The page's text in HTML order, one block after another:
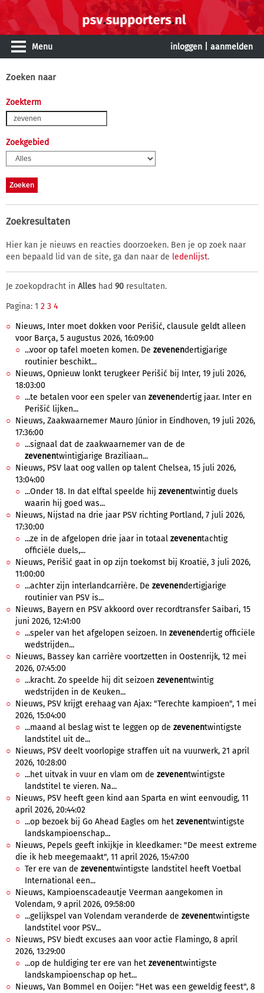
Menu inloggen aanmelden
Zoeken naar
Zoekterm
Zoekgebied
Zoekresultaten
Hier kan je nieuws en reacties doorzoeken. Ben je op zoek naar
een bepaald lid van de site, ga dan naar de ledenlijst.
Je zoekopdracht in Alles had 90 resultaten.
Pagina: 1 2 3 4
Nieuws, Inter moet dokken voor Perišić, clausule geldt alleen
voor Barça, 5 augustus 2026, 16:09:00
...voor op tafel moeten komen. De zevenendertigjarige
routinier beschikt...
Nieuws, Opnieuw lonkt terugkeer Perišić bij Inter, 19 juli 2026,
18:03:00
...te betalen voor een speler van zevenendertig jaar. Inter en
Perišić lijken...
Nieuws, Zaakwaarnemer Mauro Júnior in Eindhoven, 19 juli 2026,
17:36:00
...signaal dat de zaakwaarnemer van de de
zevenentwintigjarige Braziliaan...
Nieuws, PSV laat oog vallen op talent Chelsea, 15 juli 2026,
13:04:00
...Onder 18. In dat elftal speelde hij zevenentwintig duels
waarin hij goed was...
Nieuws, Nijstad na drie jaar PSV richting Portland, 7 juli 2026,
17:30:00
...ze in de afgelopen drie jaar in totaal zevenentachtig
officiële duels,...
Nieuws, Perišić gaat in op zijn toekomst bij Kroatië, 3 juli 2026,
11:00:00
...achter zijn interlandcarrière. De zevenendertigjarige
routinier van PSV is...
Nieuws, Bayern en PSV akkoord over recordtransfer Saibari, 15
juni 2026, 12:41:00
...speler van het afgelopen seizoen. In zevenendertig officiële
wedstrijden...
Nieuws, Bassey kan carrière voortzetten in Oostenrijk, 12 mei
2026, 07:45:00
...kracht. Zo speelde hij dit seizoen zevenentwintig
wedstrijden in de Keuken...
Nieuws, PSV krijgt erehaag van Ajax: "Terechte kampioen", 1 mei
2026, 15:04:00
...maand al beslag wist te leggen op de zevenentwintigste
landstitel uit de...
Nieuws, PSV deelt voorlopige straffen uit na vuurwerk, 21 april
2026, 10:28:00
...het uitvak in vuur en vlam om de zevenentwintigste
landstitel te vieren. Na...
Nieuws, PSV heeft geen kind aan Sparta en wint eenvoudig, 11
april 2026, 20:44:02
...op bezoek bij Go Ahead Eagles om het zevenentwintigste
landskampioenschap...
Nieuws, Pepels geeft inkijkje in kleedkamer: "De meest extreme
die ik heb meegemaakt", 11 april 2026, 15:47:00
Ter ere van de zevenentwintigste landstitel heeft Voetbal
International een...
Nieuws, Kampioenscadeautje Veerman aangekomen in
Volendam, 9 april 2026, 09:58:00
...gelijkspel van Volendam veranderde de zevenentwintigste
landstitel voor PSV...
Nieuws, PSV biedt excuses aan voor actie Flamingo, 8 april
2026, 13:29:00
...op de huldiging ter ere van het zevenentwintigste
landskampioenschap op het...
Nieuws, Van Bommel en Ooijer: "Het was een geweldig feest", 8